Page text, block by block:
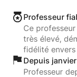
Professeur
Ce
très élevé,
fidélité envers
Depuis
Professeur